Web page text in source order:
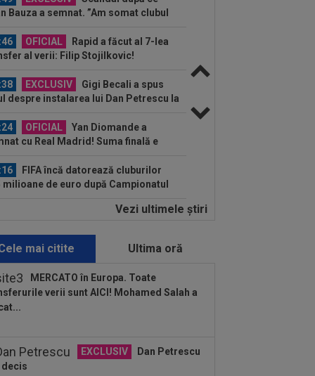
Bauza a semnat. ”Am somat clubul
OFICIAL
Rapid a făcut al 7-lea
al verii: Filip Stojilkovic!
EXCLUSIV
Gigi Becali a spus
despre instalarea lui Dan Petrescu la
OFICIAL
Yan Diomande a
cu Real Madrid! Suma finală e
FIFA încă datorează cluburilor
milioane de euro după Campionatul
Cum l-a numit presa din Ungaria
Prima reacție a lui Yan Diomande,
ce a semnat cu Real Madrid
LIVE VIDEO&SCORE
KuPS -
Craiova Live Video 0-0,
și merge la Barcelona, după ce
palma...
Vezi ultimele ştiri
mai citite Ultima oră
MERCATO în Europa. Toate
verii sunt AICI! Mohamed Salah a
EXCLUSIV
Dan Petrescu
decis